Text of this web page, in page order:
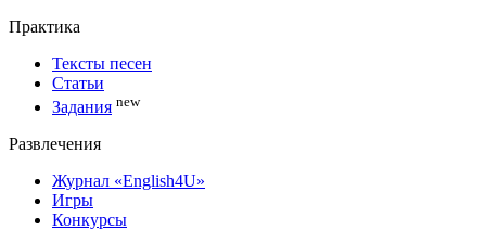
Практика
Тексты песен
Статьи
Задания new
Развлечения
Журнал «English4U»
Игры
Конкурсы